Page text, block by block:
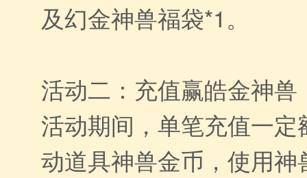
及幻金神兽福袋*1。
活动二：充值赢皓金神兽
活动期间，单笔充值一
动道具神兽金币，使用